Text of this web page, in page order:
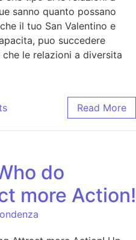
sanno quanto possano
il tuo San Valentino e
puo succedere
le relazioni a diversita
Read More
do
more Action!